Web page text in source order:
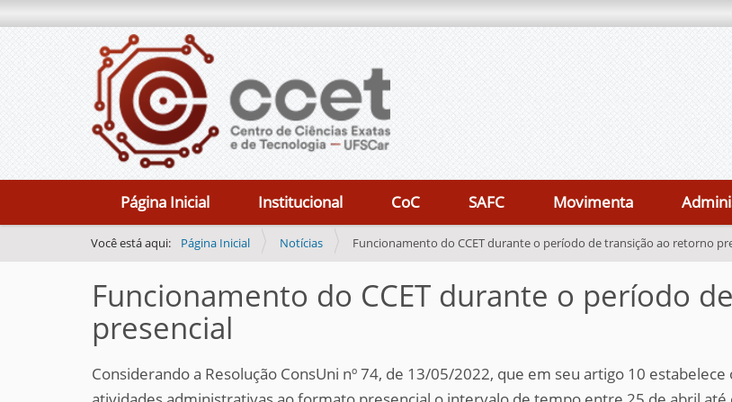
Página Inicial Institucional CoC SAFC Movimenta
Você está aqui: Página Inicial Notícias Funcionamento do CCET durante o período de transição ao retorno
Funcionamento do CCET durante o período
presencial
Considerando a Resolução ConsUni nº 74, de 13/05/2022, que em seu artigo 10